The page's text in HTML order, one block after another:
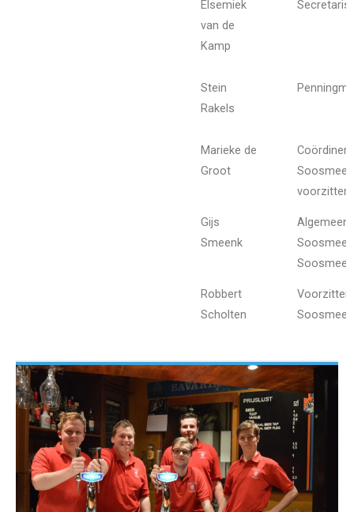
Elsemiek
van de
Kamp
Secretaris
Stein
Rakels
Marieke de
Groot
voorzitter
Gijs
Smeenk
Algemeen
Robbert
Scholten